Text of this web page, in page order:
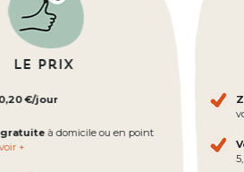
Le prix
€/jour
à domicile ou en point
+